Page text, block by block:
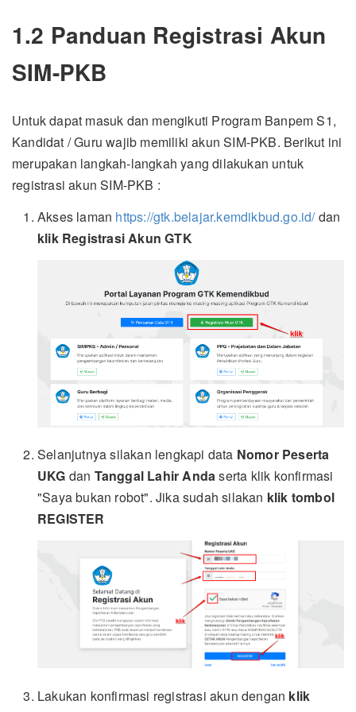
1.2 Panduan Registrasi Akun
SIM-PKB
Untuk dapat masuk dan mengikuti Program Banpem S1,
Kandidat / Guru wajib memiliki akun SIM-PKB. Berikut ini
merupakan langkah-langkah yang dilakukan untuk
registrasi akun SIM-PKB :
Akses laman https://gtk.belajar.kemdikbud.go.id/dan
klik Registrasi Akun GTK
Selanjutnya silakan lengkapi data Nomor Peserta
UKG dan Tanggal Lahir Andaserta klik konfirmasi
"Saya bukan robot". Jika sudah silakan klik tombol
REGISTER
Lakukan konfirmasi registrasi akun dengan klik